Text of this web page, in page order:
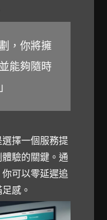
，你將擁
能夠隨時
擇一個服務提
驗的關鍵。通
可以零延遲追
感。